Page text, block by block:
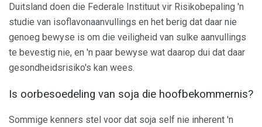
Duitsland doen die Federale Instituut vir Risikobepaling 'n
studie van isoflavonaanvullings en het berig dat daar nie
genoeg bewyse is om die veiligheid van sulke aanvullings
te bevestig nie, en 'n paar bewyse wat daarop dui dat daar
gesondheidsrisiko's kan wees.
Is oorbesoedeling van soja die hoofbekommernis?
Sommige kenners stel voor dat soja self nie inherent 'n